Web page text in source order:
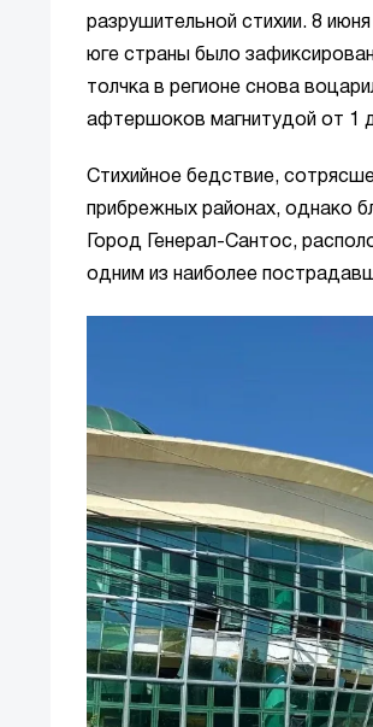
разрушительной стихии. 8
юге страны было
толчка в регионе снова
афтершоков магнитудой от 1
Стихийное бедствие,
прибрежных районах, однако
Город Генерал-Сантос,
одним из наиболее